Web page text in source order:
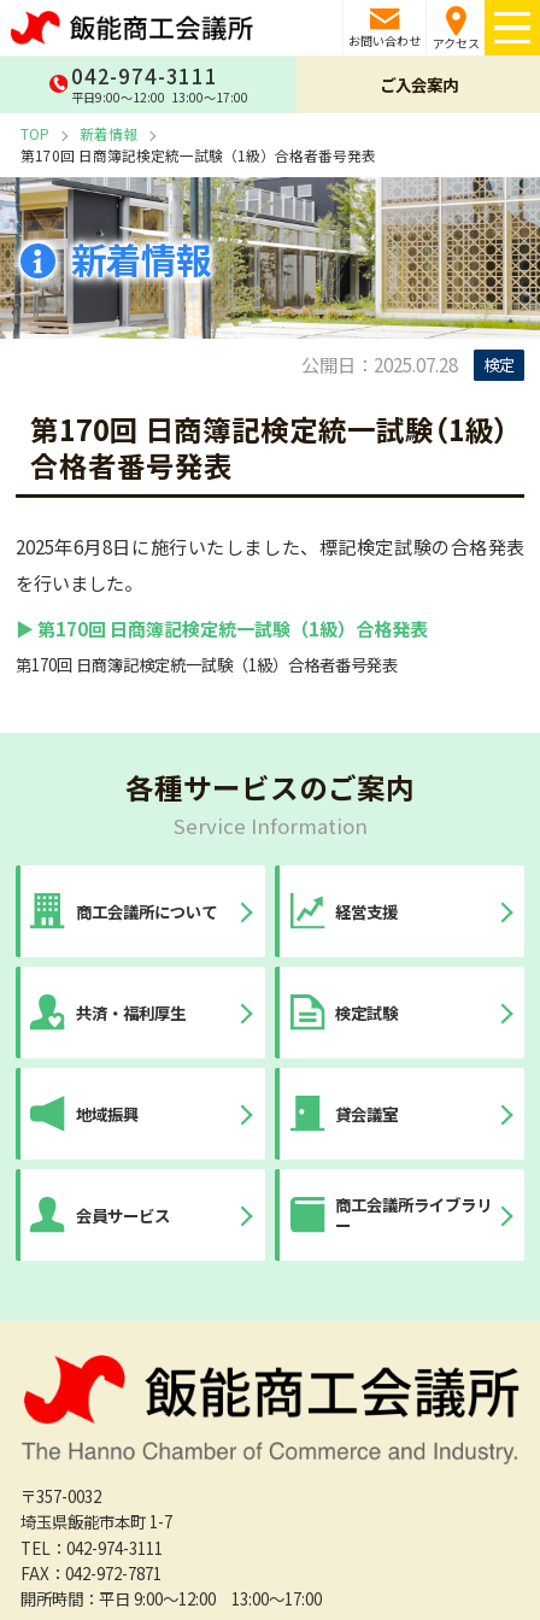
お問い合わせ アクセス
042-974-3111
平日9:00〜12:00 13:00〜17:00
ご入会案内
TOP
新着情報
第170回 日商簿記検定統一試験（1級）合格者番号発表
新着情報
公開日：2025.07.28 検定
第170回 日商簿記検定統一試験（1級）
合格者番号発表
2025年6月8日に施行いたしました、標記検定試験の合格発表
を行いました。
▶ 第170回 日商簿記検定統一試験（1級）合格発表
第170回 日商簿記検定統一試験（1級）合格者番号発表
各種サービスのご案内
Service Information
商工会議所について 経営支援
共済・福利厚生 検定試験
地域振興 貸会議室
会員サービス
商工会議所ライブラリ
ー
〒357-0032
埼玉県飯能市本町 1-7
TEL：042-974-3111
FAX：042-972-7871
開所時間：平日 9:00〜12:00 13:00〜17:00